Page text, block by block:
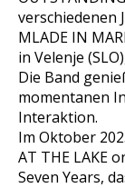
verschiedenen
MLADE IN
in Velenje
Die Band
momentanen
Interaktion.
Im Oktober
AT THE LAKE
Seven Years,